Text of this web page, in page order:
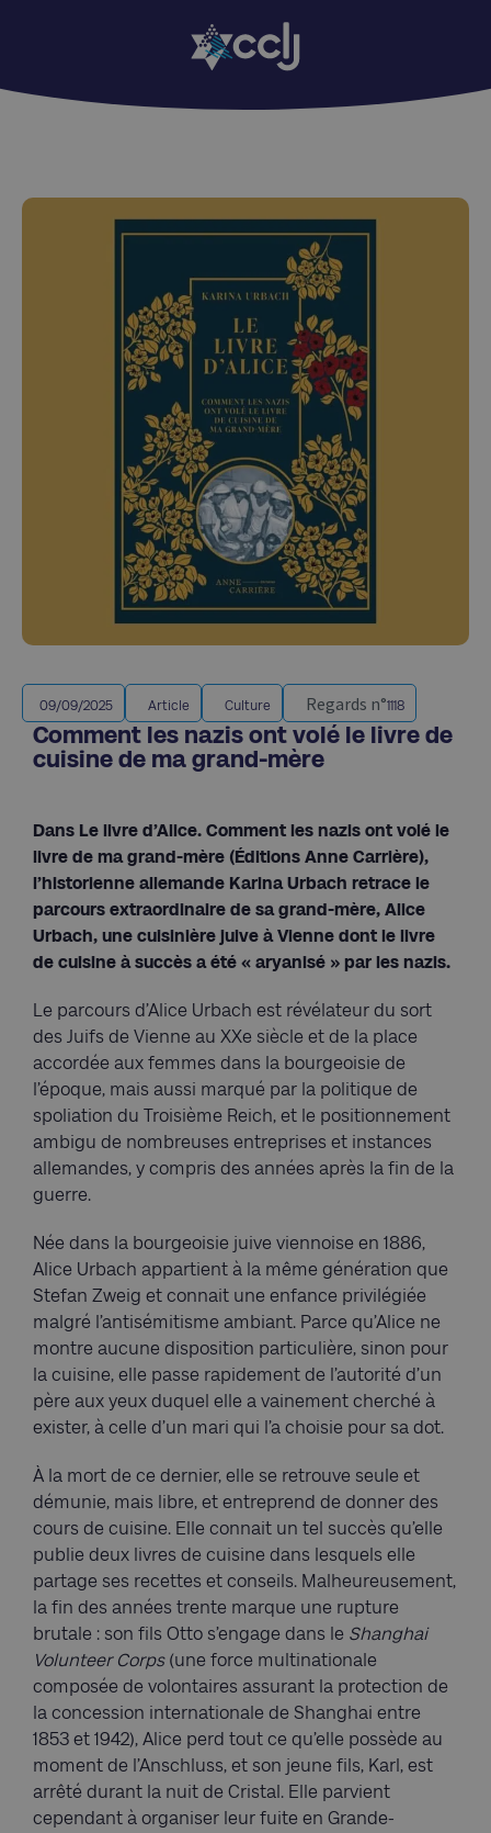
09/09/2025 Article Culture Regards n°1118
Comment les nazis ont volé le livre de
cuisine de ma grand-mère
Dans Le livre d’Alice. Comment les nazis ont volé le
livre de ma grand-mère (Éditions Anne Carrière),
l’historienne allemande Karina Urbach retrace le
parcours extraordinaire de sa grand-mère, Alice
Urbach, une cuisinière juive à Vienne dont le livre
de cuisine à succès a été « aryanisé » par les nazis.
Le parcours d’Alice Urbach est révélateur du sort
des Juifs de Vienne au XXe siècle et de la place
accordée aux femmes dans la bourgeoisie de
l’époque, mais aussi marqué par la politique de
spoliation du Troisième Reich, et le positionnement
ambigu de nombreuses entreprises et instances
allemandes, y compris des années après la fin de la
guerre.
Née dans la bourgeoisie juive viennoise en 1886,
Alice Urbach appartient à la même génération que
Stefan Zweig et connait une enfance privilégiée
malgré l’antisémitisme ambiant. Parce qu’Alice ne
montre aucune disposition particulière, sinon pour
la cuisine, elle passe rapidement de l’autorité d’un
père aux yeux duquel elle a vainement cherché à
exister, à celle d’un mari qui l’a choisie pour sa dot.
À la mort de ce dernier, elle se retrouve seule et
démunie, mais libre, et entreprend de donner des
cours de cuisine. Elle connait un tel succès qu’elle
publie deux livres de cuisine dans lesquels elle
partage ses recettes et conseils. Malheureusement,
la fin des années trente marque une rupture
brutale : son fils Otto s’engage dans le Shanghai
Volunteer Corps(une force multinationale
composée de volontaires assurant la protection de
la concession internationale de Shanghai entre
1853 et 1942), Alice perd tout ce qu’elle possède au
moment de l’Anschluss, et son jeune fils, Karl, est
arrêté durant la nuit de Cristal. Elle parvient
cependant à organiser leur fuite en Grande-